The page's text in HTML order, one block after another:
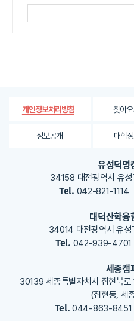
개인정보처리방침 찾아
정보공개 대학
유성덕명
34158 대전광역시 유
Tel. 042-821-1114
대덕산학융
34014 대전광역시 유
Tel. 042-939-4701
세종캠
30139 세종특별자치시 집현북
(집현동, 세
Tel.044-863-8451